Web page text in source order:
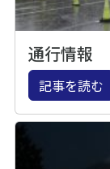
通行情報
記事を読む